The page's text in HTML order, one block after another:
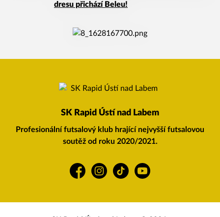
dresu přichází Beleu!
SK Rapid Ústí nad Labem
Profesionální futsalový klub hrající nejvyšší futsalovou
soutěž od roku 2020/2021.
FacebookInstagram
TikTok YouTube